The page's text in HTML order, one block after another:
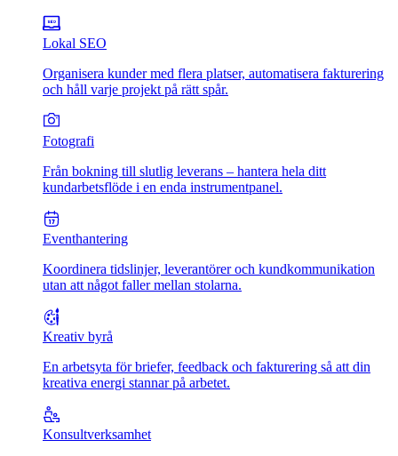
Lokal SEO
Organisera kunder med flera platser, automatisera fakturering
och håll varje projekt på rätt spår.
Fotografi
Från bokning till slutlig leverans – hantera hela ditt
kundarbetsflöde i en enda instrumentpanel.
Eventhantering
Koordinera tidslinjer, leverantörer och kundkommunikation
utan att något faller mellan stolarna.
Kreativ byrå
En arbetsyta för briefer, feedback och fakturering så att din
kreativa energi stannar på arbetet.
Konsultverksamhet